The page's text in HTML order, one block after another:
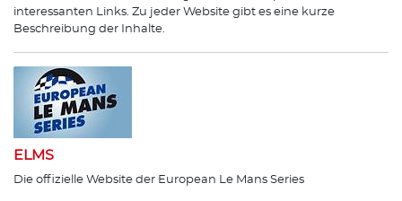
interessanten Links. Zu jeder Website gibt es eine kurze
Beschreibung der Inhalte.
ELMS
Die offizielle Website der European Le Mans Series